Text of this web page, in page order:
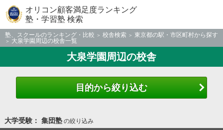
オリコン顧客満足度ランキング
塾・学習塾 検索
塾、スクールのランキング・比較 校舎検索
東京都の駅・市区町村から探す
大泉学園周辺の校舎一覧
大泉学園周辺の校舎
目的から絞り込む
大学受験： 集団塾の絞り込み